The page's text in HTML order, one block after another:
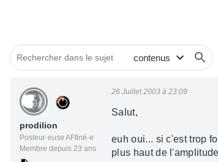
prodilion
Posteur·euse AFfiné·e
Membre depuis 23 ans
26 Juillet 2003 à 23:09
Salut,
euh oui... si c'est trop
plus haut de